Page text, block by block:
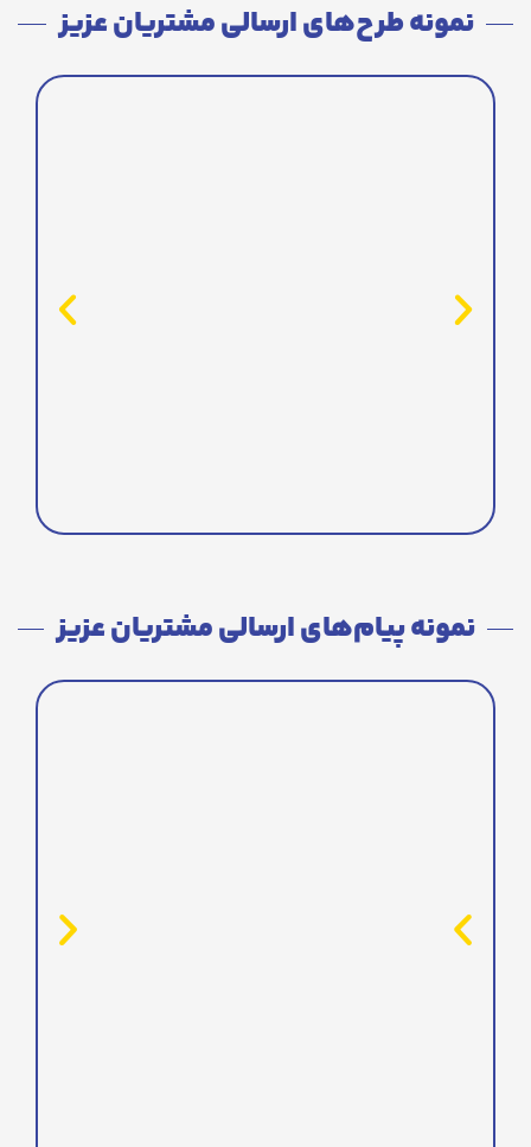
نمونه طرح‌های ارسالی مشتریان عزیز
نمونه پیام‌های ارسالی مشتریان عزیز